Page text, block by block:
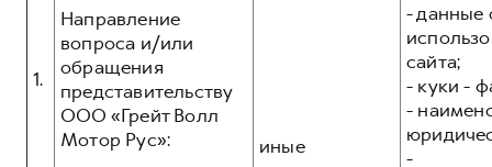
Коллекция Базовая
Коллекция Детская
1.
Направление
вопроса и/или
обращения
представительству
ООО «Грейт Волл
Мотор Рус»:
иные
- данные
сайта;
- куки -
-
-